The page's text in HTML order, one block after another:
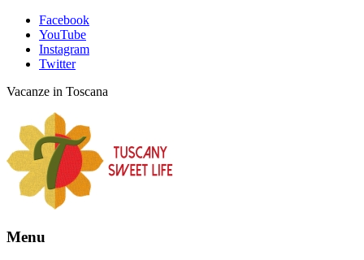
Facebook
YouTube
Instagram
Twitter
Vacanze in Toscana
Menu